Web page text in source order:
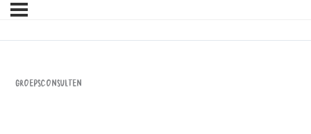
Groepsconsulten